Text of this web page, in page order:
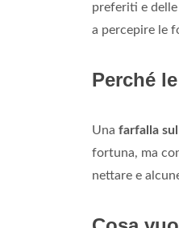
preferiti e
a percepire le
Perché
Una farfalla
fortuna, ma
nettare e